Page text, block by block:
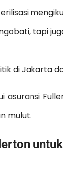
tapi
di Jakarta
mulut.